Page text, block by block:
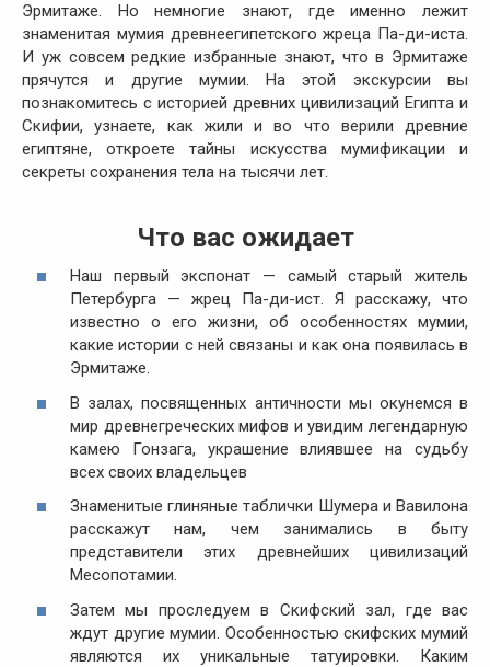
Эрмитаже. Но немногие знают, где именно лежит
знаменитая мумия древнеегипетского жреца Па-ди-иста.
И уж совсем редкие избранные знают, что в Эрмитаже
прячутся и другие мумии. На этой экскурсии вы
познакомитесь с историей древних цивилизаций Египта и
Скифии, узнаете, как жили и во что верили древние
египтяне, откроете тайны искусства мумификации и
секреты сохранения тела на тысячи лет.
Что вас ожидает
Наш первый экспонат — самый старый житель
Петербурга — жрец Па-ди-ист. Я расскажу, что
известно о его жизни, об особенностях мумии,
какие истории с ней связаны и как она появилась в
Эрмитаже.
В залах, посвященных античности мы окунемся в
мир древнегреческих мифов и увидим легендарную
камею Гонзага, украшение влиявшее на судьбу
всех своих владельцев
Знаменитые глиняные таблички Шумера и Вавилона
расскажут нам, чем занимались в быту
представители этих древнейших цивилизаций
Месопотамии.
Затем мы проследуем в Скифский зал, где вас
ждут другие мумии. Особенностью скифских мумий
являются их уникальные татуировки. Каким